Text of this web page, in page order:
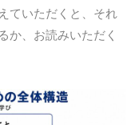
ていただくと、それ
か、お読みいただく